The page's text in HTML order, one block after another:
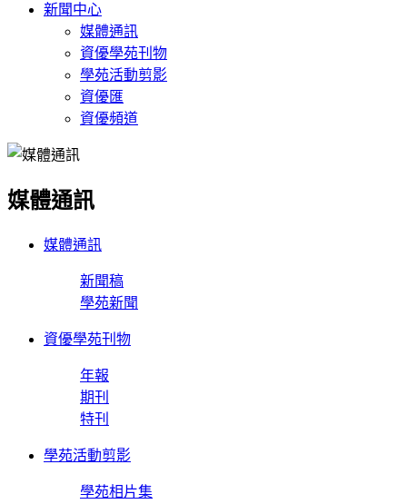
新聞中心
媒體通訊
資優學苑刊物
學苑活動剪影
資優匯
資優頻道
媒體通訊
媒體通訊
新聞稿
學苑新聞
資優學苑刊物
年報
期刊
特刊
學苑活動剪影
學苑相片集